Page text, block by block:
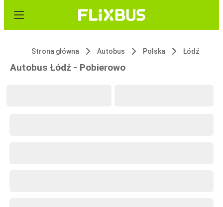
Strona główna Autobus Polska Łódź
Autobus Łódź - Pobierowo